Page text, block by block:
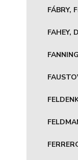
FÁBRY,
FAHEY,